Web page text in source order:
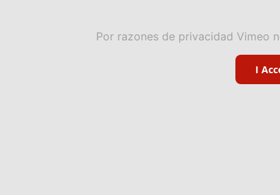
Por razones de privacidad Vimeo
I